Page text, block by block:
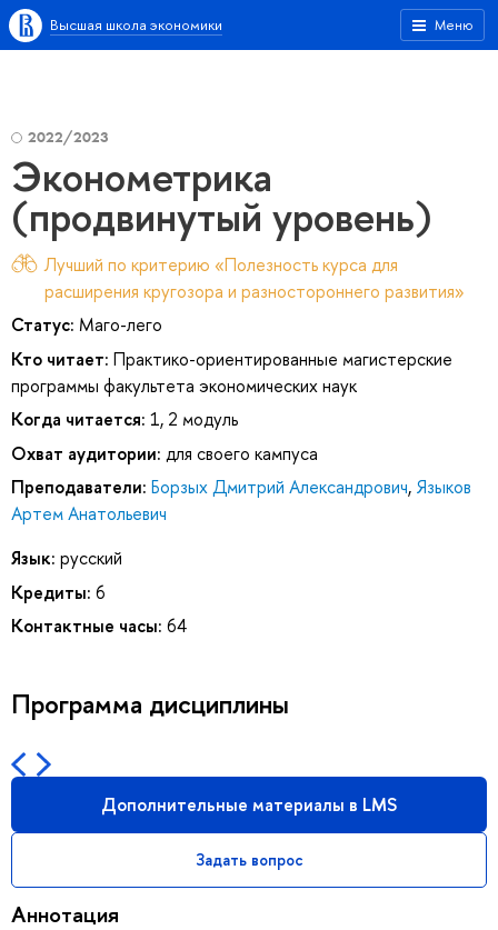
Меню
Высшая школа экономики
2022/2023
Эконометрика
(продвинутый уровень)
Лучший по критерию «Полезность курса для
расширения кругозора и разностороннего развития»
Статус: Маго-лего
Кто читает: Практико-ориентированные магистерские
программы факультета экономических наук
Когда читается: 1, 2 модуль
Охват аудитории: для своего кампуса
Преподаватели: Борзых Дмитрий Александрович, Языков
Артем Анатольевич
Язык: русский
Кредиты: 6
Контактные часы: 64
Программа дисциплины
Дополнительные материалы в LMS
Задать вопрос
Аннотация